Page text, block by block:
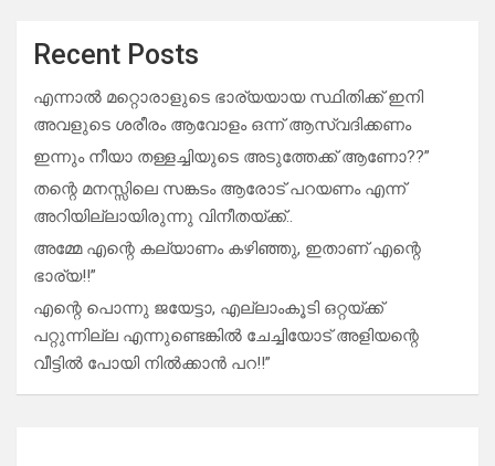
Recent Posts
എന്നാൽ മറ്റൊരാളുടെ ഭാര്യയായ സ്ഥിതിക്ക് ഇനി
അവളുടെ ശരീരം ആവോളം ഒന്ന് ആസ്വദിക്കണം
ഇന്നും നീയാ തള്ളച്ചിയുടെ അടുത്തേക്ക് ആണോ??”
തന്റെ മനസ്സിലെ സങ്കടം ആരോട് പറയണം എന്ന്
അറിയില്ലായിരുന്നു വിനീതയ്ക്ക്..
അമ്മേ എന്റെ കല്യാണം കഴിഞ്ഞു, ഇതാണ് എന്റെ
ഭാര്യ!!”
എന്റെ പൊന്നു ജയേട്ടാ, എല്ലാംകൂടി ഒറ്റയ്ക്ക്
പറ്റുന്നില്ല എന്നുണ്ടെങ്കിൽ ചേച്ചിയോട് അളിയന്റെ
വീട്ടിൽ പോയി നിൽക്കാൻ പറ!!”